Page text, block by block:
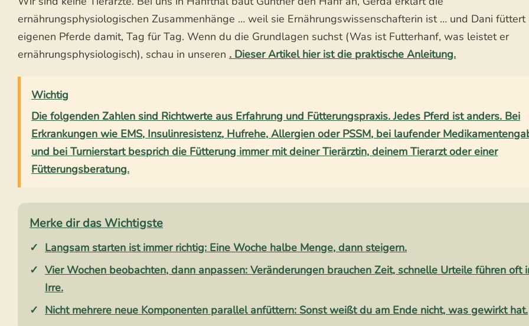
ernährungsphysiologischen Zusammenhänge … weil sie Ernährungswissenschafterin ist … und Dani füttert
eigenen Pferde damit, Tag für Tag. Wenn du die Grundlagen suchst (Was ist Futterhanf, was leistet er
ernährungsphysiologisch), schau in unseren . Dieser Artikel hier ist die praktische Anleitung.
Wichtig
Die folgenden Zahlen sind Richtwerte aus Erfahrung und Fütterungspraxis. Jedes Pferd ist anders. Bei
Erkrankungen wie EMS, Insulinresistenz, Hufrehe, Allergien oder PSSM, bei laufender
und bei Turnierstart besprich die Fütterung immer mit deiner Tierärztin, deinem Tierarzt oder einer
Fütterungsberatung.
Merke dir das Wichtigste
Langsam starten ist immer richtig: Eine Woche halbe Menge, dann steigern.
Vier Wochen beobachten, dann anpassen: Veränderungen brauchen Zeit, schnelle Urteile führen oft
Irre.
Nicht mehrere neue Komponenten parallel anfüttern: Sonst weißt du am Ende nicht, was gewirkt hat.